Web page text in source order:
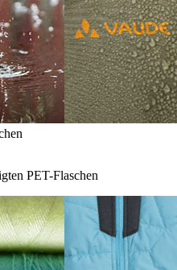
PET-Flaschen